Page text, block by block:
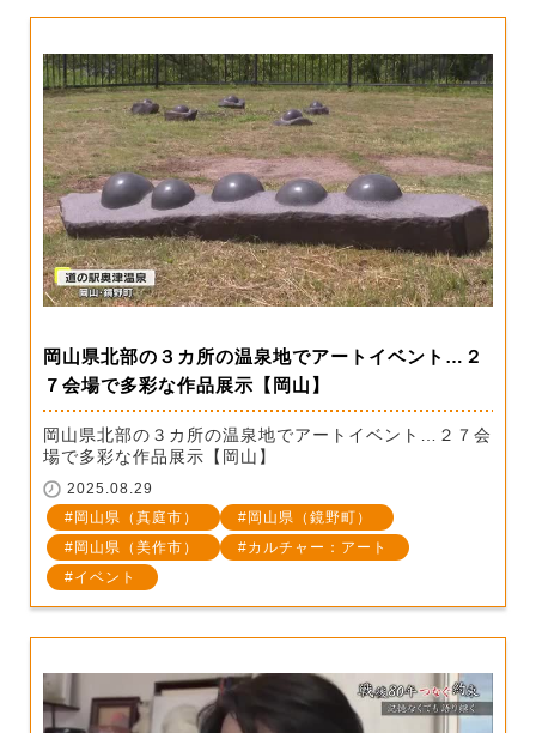
岡山県北部の３カ所の温泉地でアートイベント…２
７会場で多彩な作品展示【岡山】
岡山県北部の３カ所の温泉地でアートイベント…２７会
場で多彩な作品展示【岡山】
2025.08.29
岡山県（真庭市）
岡山県（鏡野町）
岡山県（美作市）
カルチャー：アート
イベント